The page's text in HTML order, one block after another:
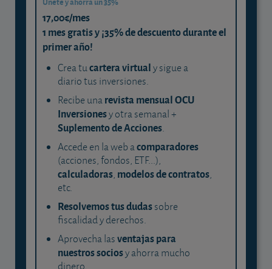
17,00€/mes
1 mes gratis y ¡35% de descuento durante el
primer año!
Crea tucartera virtualy sigue a
diario tus inversiones.
Recibe unarevista mensual OCU
Inversionesy otra semanal +
Suplemento de Acciones.
Accede en la web acomparadores
(acciones, fondos, ETF...),
calculadoras, modelos de contratos,
etc.
Resolvemos tus dudassobre
fiscalidad y derechos.
Aprovecha lasventajas para
nuestros sociosy ahorra mucho
dinero.